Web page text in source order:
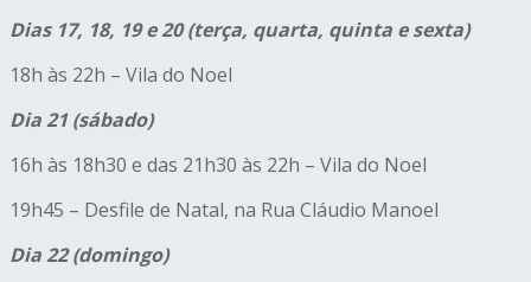
Dias 17, 18, 19 e 20 (terça, quarta, quinta e sexta)
18h às 22h – Vila do Noel
Dia 21 (sábado)
16h às 18h30 e das 21h30 às 22h – Vila do Noel
19h45 – Desfile de Natal, na Rua Cláudio Manoel
Dia 22 (domingo)